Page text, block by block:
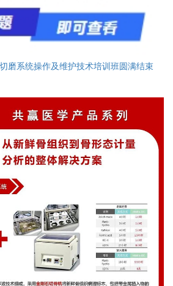
磨系统操作及维护技术培训班圆满结束